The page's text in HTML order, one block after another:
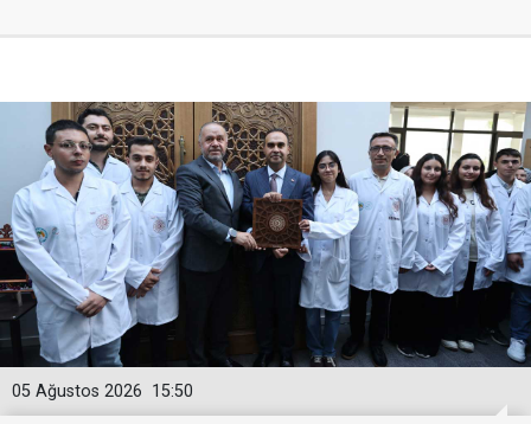
15:50
05 Ağustos 2026